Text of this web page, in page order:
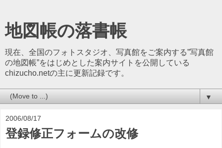
地図帳の落書帳
現在、全国のフォトスタジオ、写真館をご案内する”写真館
の地図帳”をはじめとした案内サイトを公開している
chizucho.netの主に更新記録です。
▼
2006/08/17
登録修正フォームの改修